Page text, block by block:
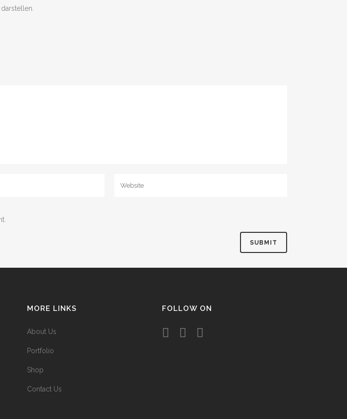
MORE LINKS
About Us
Portfolio
Shop
Contact Us
FOLLOW ON